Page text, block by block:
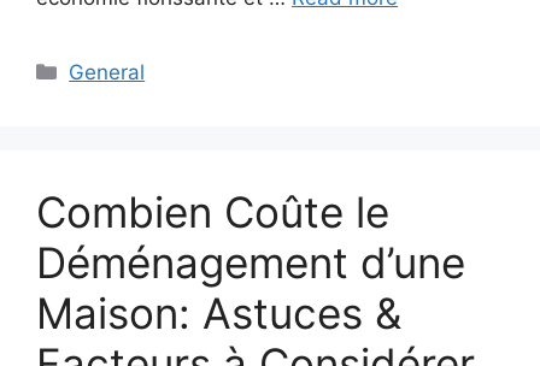
Categories
General
Combien Coûte le
Déménagement d’une
Maison: Astuces &